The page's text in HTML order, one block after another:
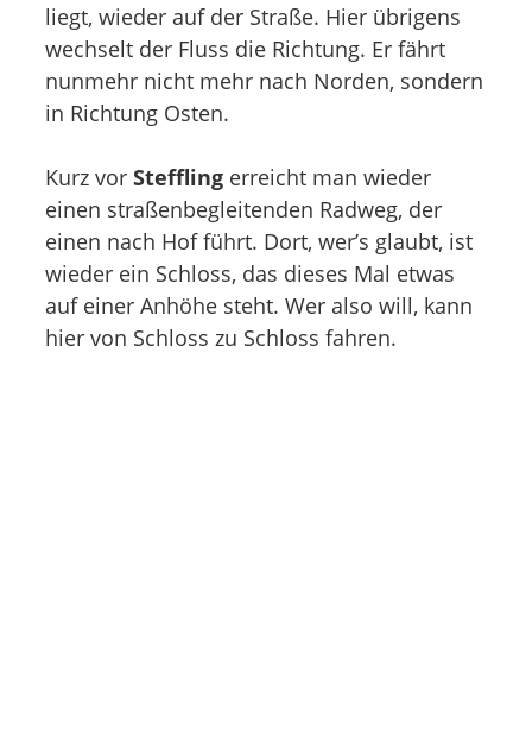
liegt, wieder auf der Straße. Hier übrigens
wechselt der Fluss die Richtung. Er fährt
nunmehr nicht mehr nach Norden, sondern
in Richtung Osten.
Kurz vor Steffling erreicht man wieder
einen straßenbegleitenden Radweg, der
einen nach Hof führt. Dort, wer’s glaubt, ist
wieder ein Schloss, das dieses Mal etwas
auf einer Anhöhe steht. Wer also will, kann
hier von Schloss zu Schloss fahren.